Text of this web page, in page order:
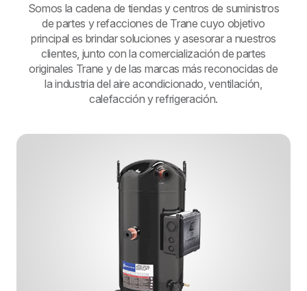
Somos la cadena de tiendas y centros de suministros
de partes y refacciones de Trane cuyo objetivo
principal es brindar soluciones y asesorar a nuestros
clientes, junto con la comercialización de partes
originales Trane y de las marcas más reconocidas de
la industria del aire acondicionado, ventilación,
calefacción y refrigeración.